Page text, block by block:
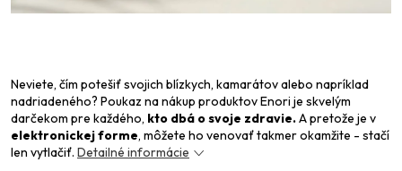
Neviete, čím potešiť svojich blízkych, kamarátov alebo napríklad
nadriadeného? Poukaz na nákup produktov Enori je skvelým
darčekom pre každého, kto dbá o svoje zdravie.A pretože je v
elektronickej forme, môžete ho venovať takmer okamžite - stačí
len vytlačiť. Detailné informácie